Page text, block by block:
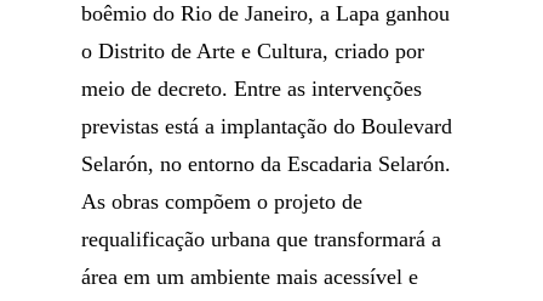
boêmio do Rio de Janeiro, a Lapa ganhou
o Distrito de Arte e Cultura, criado por
meio de decreto. Entre as intervenções
previstas está a implantação do Boulevard
Selarón, no entorno da Escadaria Selarón.
As obras compõem o projeto de
requalificação urbana que transformará a
área em um ambiente mais acessível e